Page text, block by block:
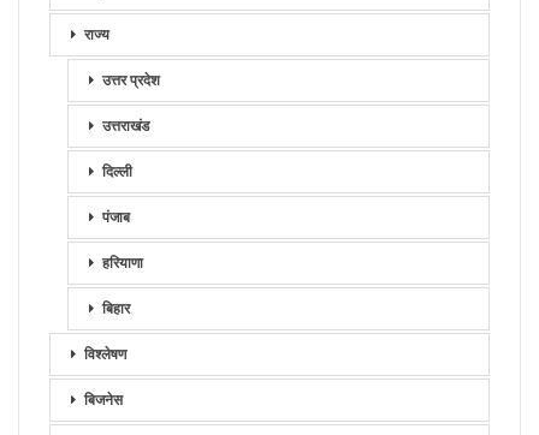
राज्य
उत्तर प्रदेश
उत्तराखंड
दिल्ली
पंजाब
हरियाणा
बिहार
विश्लेषण
बिजनेस